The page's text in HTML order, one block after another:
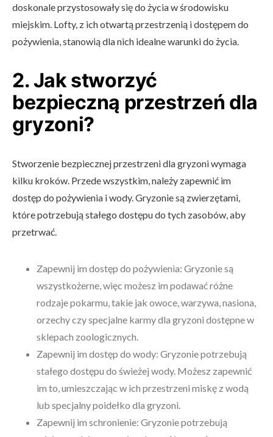
doskonale przystosowały się do życia w środowisku
miejskim. Lofty, z ich otwartą przestrzenią i dostępem do
pożywienia, stanowią dla nich idealne warunki do życia.
2. Jak stworzyć
bezpieczną przestrzeń dla
gryzoni?
Stworzenie bezpiecznej przestrzeni dla gryzoni wymaga
kilku kroków. Przede wszystkim, należy zapewnić im
dostęp do pożywienia i wody. Gryzonie są zwierzętami,
które potrzebują stałego dostępu do tych zasobów, aby
przetrwać.
Zapewnij im dostęp do pożywienia: Gryzonie są
wszystkożerne, więc możesz im podawać różne
rodzaje pokarmu, takie jak owoce, warzywa, nasiona,
orzechy czy specjalne karmy dla gryzoni dostępne w
sklepach zoologicznych.
Zapewnij im dostęp do wody: Gryzonie potrzebują
stałego dostępu do świeżej wody. Możesz zapewnić
im to, umieszczając w ich przestrzeni miskę z wodą
lub specjalny poidełko dla gryzoni.
Zapewnij im schronienie: Gryzonie potrzebują